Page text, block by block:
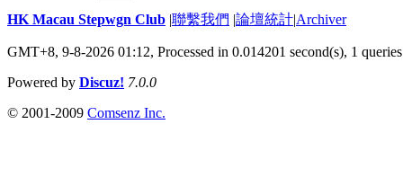
HK Macau Stepwgn Club |聯繫我們 |論壇統計|Archiver
GMT+8, 9-8-2026 01:12, Processed in 0.014201 second(s), 1 queries
Powered by Discuz! 7.0.0
© 2001-2009 Comsenz Inc.